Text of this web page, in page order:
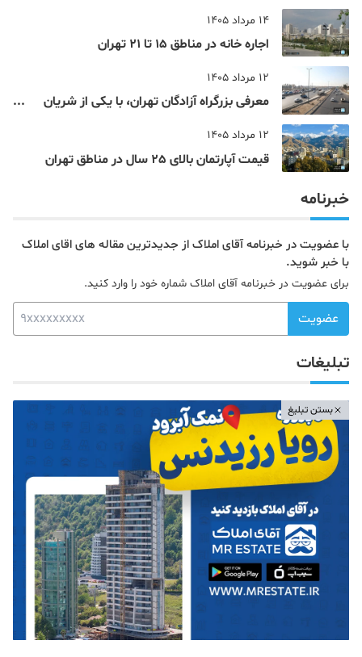
14 مرداد 1405
اجاره خانه در مناطق 15 تا 21 تهران
12 مرداد 1405
معرفی بزرگراه آزادگان تهران، با یکی از شریان
12 مرداد 1405
قیمت آپارتمان بالای 25 سال در مناطق تهران
خبرنامه
با عضویت در خبرنامه آقای املاک از جدیدترین مقاله های اقای املاک
با خبر شوید.
برای عضویت در خبرنامه آقای املاک شماره خود را وارد کنید.
عضویت
تبلیغات
بستن تبلیغ